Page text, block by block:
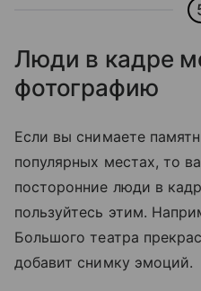
Люди в кадре
фотографию
Если вы снимаете
популярных местах, то
посторонние люди в
пользуйтесь этим.
Большого театра
добавит снимку эмоций.